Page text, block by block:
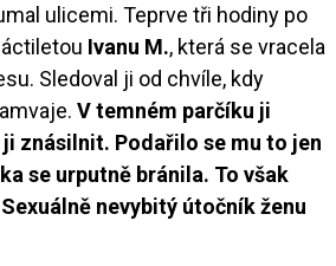
ulicemi. Teprve tři hodiny po
Ivanu M., která se vracela
Sledoval ji od chvíle, kdy
V temném parčíku ji
znásilnit. Podařilo se mu to jen
se urputně bránila. To však
nevybitý útočník ženu